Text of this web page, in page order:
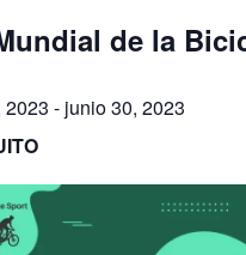
de la
2023 - junio 30, 2023